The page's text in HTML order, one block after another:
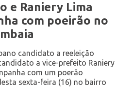
e Raniery Lima
com poeirão no
candidato a reeleição
a vice-prefeito Raniery
com um poerão
sexta-feira (16) no bairro